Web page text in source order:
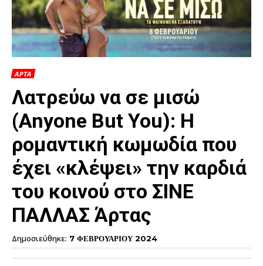
ΑΡΤΑ
Λατρεύω να σε μισώ
(Anyone But You): Η
ρομαντική κωμωδία που
έχει «κλέψει» την καρδιά
του κοινού στο ΣΙΝΕ
ΠΑΛΛΑΣ Άρτας
Δημοσιεύθηκε: 7 ΦΕΒΡΟΥΑΡΙΟΥ 2024